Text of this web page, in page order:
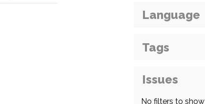
Language
Tags
Issues
No filters to show